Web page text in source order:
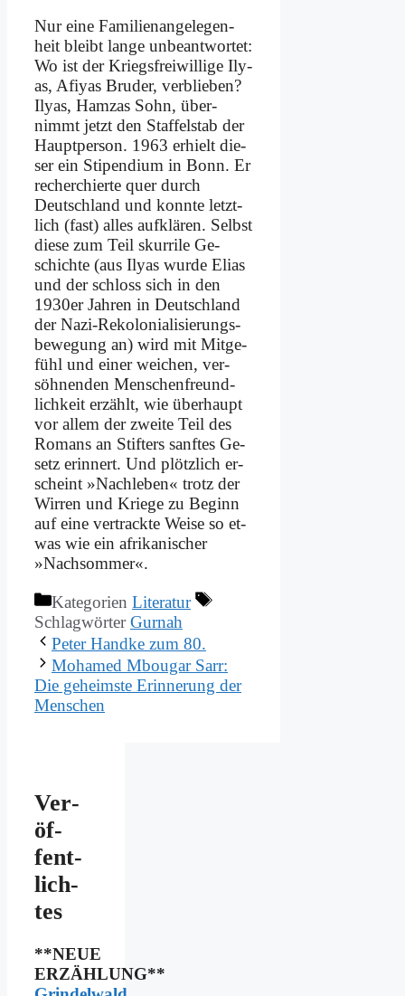
Nur ei­ne Fa­mi­li­en­an­ge­le­gen­
heit bleibt lan­ge un­be­ant­wor­tet:
Wo ist der Kriegs­frei­wil­li­ge Ily­
as, Afi­yas Bru­der, ver­blie­ben?
Ily­as, Ham­zas Sohn, über­
nimmt jetzt den Staf­fel­stab der
Haupt­per­son. 1963 er­hielt die­
ser ein Sti­pen­di­um in Bonn. Er
re­cher­chier­te quer durch
Deutsch­land und konn­te letzt­
lich (fast) al­les auf­klä­ren. Selbst
die­se zum Teil skur­ri­le Ge­
schich­te (aus Ily­as wur­de Eli­as
und der schloss sich in den
1930er Jah­ren in Deutsch­land
der Na­zi-Re­ko­lo­nia­li­sie­rungs­
be­we­gung an) wird mit Mit­ge­
fühl und ei­ner wei­chen, ver­
söh­nen­den Men­schen­freund­
lich­keit er­zählt, wie über­haupt
vor al­lem der zwei­te Teil des
Ro­mans an Stif­ters sanf­tes Ge­
setz er­in­nert. Und plötz­lich er­
scheint »Nach­le­ben« trotz der
Wir­ren und Krie­ge zu Be­ginn
auf ei­ne ver­track­te Wei­se so et­
was wie ein afri­ka­ni­scher
»Nach­som­mer«.
Kategorien Literatur
SchlagwörterGurnah
Pe­ter Hand­ke zum 80.
Mo­ha­med Mbou­gar Sarr:
Die ge­heim­ste Er­in­ne­rung der
Men­schen
Ver­
öf­
fent­
lich­
tes
**NEUE
ERZÄHLUNG**